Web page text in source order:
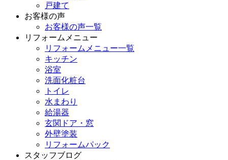
戸建て
お客様の声
お客様の声一覧
リフォームメニュー
リフォームメニュー一覧
キッチン
浴室
洗面化粧台
トイレ
水まわり
給湯器
玄関ドア・窓
外壁塗装
リフォームパック
スタッフブログ